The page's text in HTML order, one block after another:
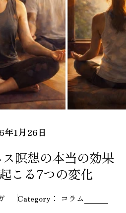
年1月26日
瞑想の本当の効果
こる7つの変化
Category： コラム